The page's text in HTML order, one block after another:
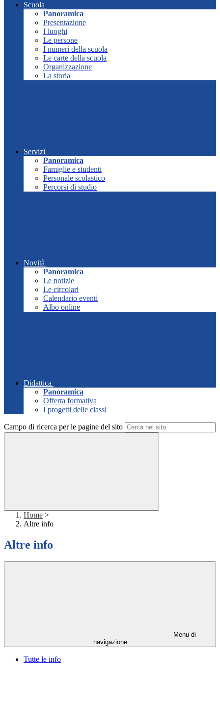
Scuola
Panoramica
Presentazione
I luoghi
Le persone
I numeri della scuola
Le carte della scuola
Organizzazione
La storia
Servizi
Panoramica
Famiglie e studenti
Personale scolastico
Percorsi di studio
Novità
Panoramica
Le notizie
Le circolari
Calendario eventi
Albo online
Didattica
Panoramica
Offerta formativa
I progetti delle classi
Campo di ricerca per le pagine del sito
Home >
Altre info
Altre info
Menu di
navigazione
Tutte le info